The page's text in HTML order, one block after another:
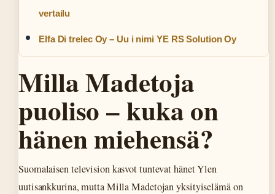
vertailu
Elfa Di trelec Oy – Uu i nimi YE RS Solution Oy
Milla Madetoja
puoliso – kuka on
hänen miehensä?
Suomalaisen television kasvot tuntevat hänet Ylen
uutisankkurina, mutta Milla Madetojan yksityiselämä on